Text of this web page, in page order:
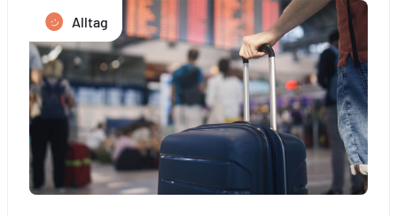
Neubeginn
in
Luxemburg
Alltag